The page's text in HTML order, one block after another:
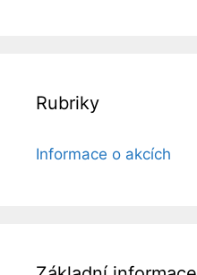
Rubriky
Informace o akcích